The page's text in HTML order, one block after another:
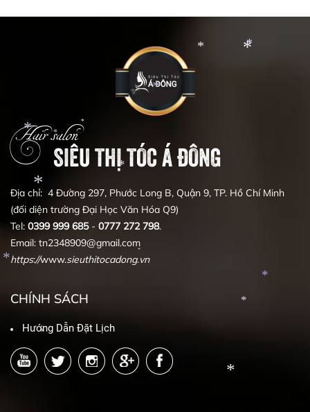
*
*
*
*
*
Hair salon
SIÊU THỊ TÓC Á ĐÔNG
Địa chỉ: 4 Đường 297, Phước Long B, Quận 9, TP. Hồ Chí Minh
(đối diện trường Đại Học Văn Hóa Q9)
Tel: 0399 999 685- 0777 272 798.
Email: tn2348909@gmail.com
https://www.sieuthitocadong.vn
CHÍNH SÁCH
Hướng Dẫn Đặt Lịch